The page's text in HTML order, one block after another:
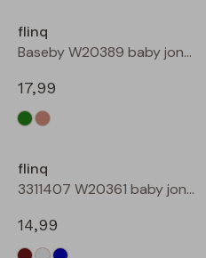
flinq
Baseby W20389 baby jongens vest Bottle
17,99
flinq
3311407 W20361 baby jongens sweater Bruin donker
14,99